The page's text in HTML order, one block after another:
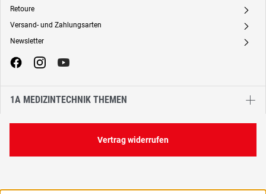
Retoure A
Versand- und Zahlungsarten A
Newsletter A
1A MEDIZINTECHNIK THEMEN
Vertrag widerrufen